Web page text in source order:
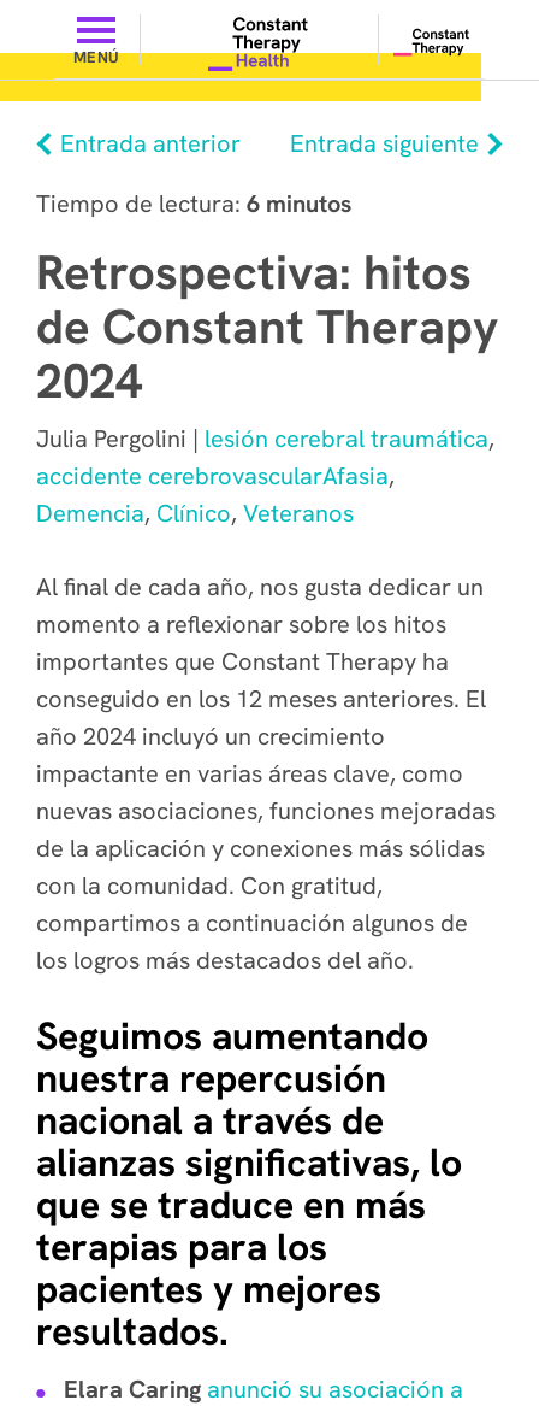
MENÚ
Entrada anterior
Entrada siguiente
Tiempo de lectura: 6 minutos
Retrospectiva: hitos
de Constant Therapy
2024
Julia Pergolini | lesión cerebral traumática,
accidente cerebrovascularAfasia,
Demencia, Clínico, Veteranos
Al final de cada año, nos gusta dedicar un
momento a reflexionar sobre los hitos
importantes que Constant Therapy ha
conseguido en los 12 meses anteriores. El
año 2024 incluyó un crecimiento
impactante en varias áreas clave, como
nuevas asociaciones, funciones mejoradas
de la aplicación y conexiones más sólidas
con la comunidad. Con gratitud,
compartimos a continuación algunos de
los logros más destacados del año.
Seguimos aumentando
nuestra repercusión
nacional a través de
alianzas significativas, lo
que se traduce en más
terapias para los
pacientes y mejores
resultados.
Elara Caring anunció su asociación a